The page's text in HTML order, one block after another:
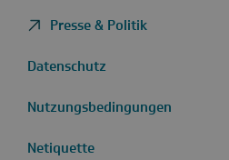
Presse & Politik
Datenschutz
Nutzungsbedingungen
Netiquette